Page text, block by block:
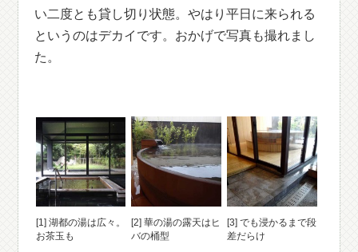
い二度とも貸し切り状態。やはり平日に来られる
というのはデカイです。おかげで写真も撮れまし
た。
[1] 湖都の湯は広々。
お茶玉も
[2] 華の湯の露天はヒ
バの桶型
[3] でも浸かるまで段
差だらけ